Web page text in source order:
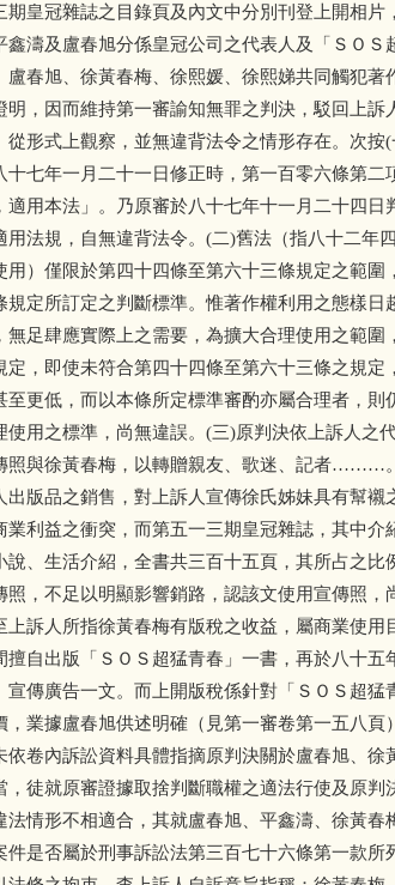
期皇冠雜誌之目錄頁及內文中分別刊登上開相
鑫濤及盧春旭分係皇冠公司之代表人及「ＳＯ
盧春旭、徐黃春梅、徐熙媛、徐熙娣共同觸犯
明，因而維持第一審諭知無罪之判決，駁回上
從形式上觀察，並無違背法令之情形存在。次
十七年一月二十一日修正時，第一百零六條第
適用本法」。乃原審於八十七年十一月二十四
法規，自無違背法令。(二)舊法（指八十二年
用）僅限於第四十四條至第六十三條規定之範
規定所訂定之判斷標準。惟著作權利用之態樣
足肆應實際上之需要，為擴大合理使用之範圍
定，即使未符合第四十四條至第六十三條之規
至更低，而以本條所定標準審酌亦屬合理者，
使用之標準，尚無違誤。(三)原判決依上訴人之
照與徐黃春梅，以轉贈親友、歌迷、記者………
出版品之銷售，對上訴人宣傳徐氏姊妹具有幫
利益之衝突，而第五一三期皇冠雜誌，其中介
說、生活介紹，全書共三百十五頁，其所占之
照，不足以明顯影響銷路，認該文使用宣傳照，
上訴人所指徐黃春梅有版稅之收益，屬商業使
擅自出版「ＳＯＳ超猛青春」一書，再於八十
宣傳廣告一文。而上開版稅係針對「ＳＯＳ超
，業據盧春旭供述明確（見第一審卷第一五八
依卷內訴訟資料具體指摘原判決關於盧春旭、
，徒就原審證據取捨判斷職權之適法行使及原
法情形不相適合，其就盧春旭、平鑫濤、徐黃
件是否屬於刑事訴訟法第三百七十六條第一款